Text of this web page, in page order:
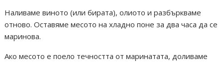
Наливаме виното (или бирата), олиото и разбъркваме
отново. Оставяме месото на хладно поне за два часа да се
маринова.
Ако месото е поело течността от маринатата, доливаме